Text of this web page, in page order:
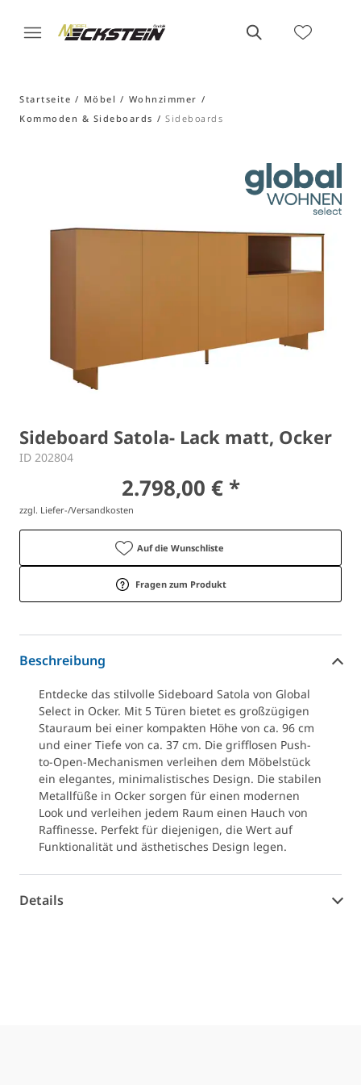
Startseite Möbel
Wohnzimmer
Kommoden & Sideboards
Sideboards
Sideboard Satola- Lack matt, Ocker
ID 202804
2.798,00 € *
zzgl. Liefer-/Versandkosten
Auf die Wunschliste
Fragen zum Produkt
Beschreibung
Entdecke das stilvolle Sideboard Satola von Global
Select in Ocker. Mit 5 Türen bietet es großzügigen
Stauraum bei einer kompakten Höhe von ca. 96 cm
und einer Tiefe von ca. 37 cm. Die grifflosen Push-
to-Open-Mechanismen verleihen dem Möbelstück
ein elegantes, minimalistisches Design. Die stabilen
Metallfüße in Ocker sorgen für einen modernen
Look und verleihen jedem Raum einen Hauch von
Raffinesse. Perfekt für diejenigen, die Wert auf
Funktionalität und ästhetisches Design legen.
Details